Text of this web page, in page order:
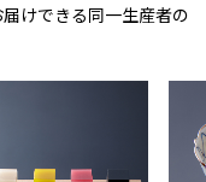
けできる同一生産者の